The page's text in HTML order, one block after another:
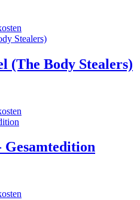
(The Body Stealers)